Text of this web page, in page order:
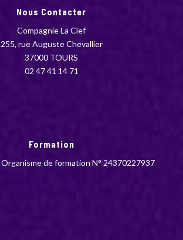
Nous Contacter
Compagnie La Clef
255, rue Auguste Chevallier
37000 TOURS
02 47 41 14 71
Formation
Organisme de formation N° 24370227937